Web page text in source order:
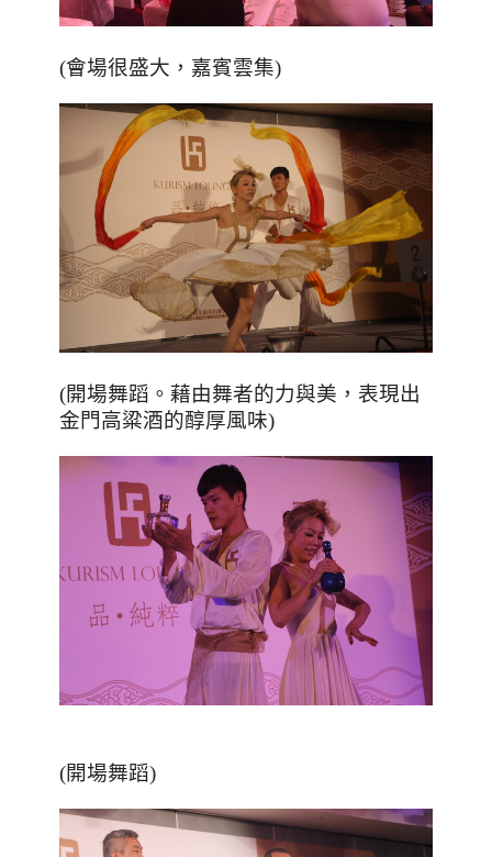
(會場很盛大，嘉賓雲集)
(開場舞蹈。藉由舞者的力與美，表現出
金門高粱酒的醇厚風味)
(開場舞蹈)